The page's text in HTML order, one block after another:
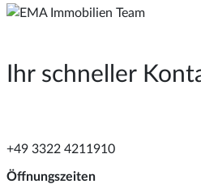
Ihr schneller
+49 3322 4211910
Öffnungszeiten